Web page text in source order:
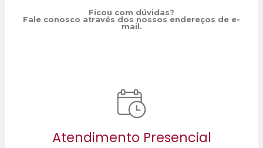
Ficou com dúvidas?
Fale conosco através dos nossos endereços de e-
mail.
Atendimento Presencial